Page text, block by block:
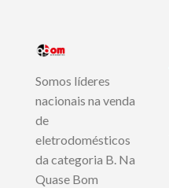
Somos líderes
nacionais na venda
de
eletrodomésticos
da categoria B. Na
Quase Bom